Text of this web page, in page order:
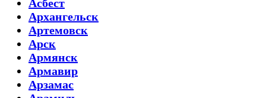
Асбест
Архангельск
Артемовск
Арск
Армянск
Армавир
Арзамас